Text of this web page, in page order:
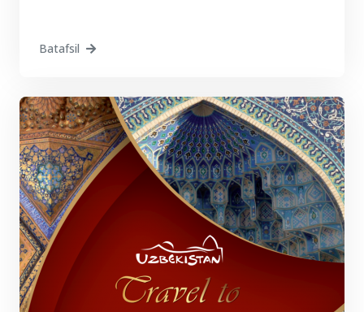
Batafsil